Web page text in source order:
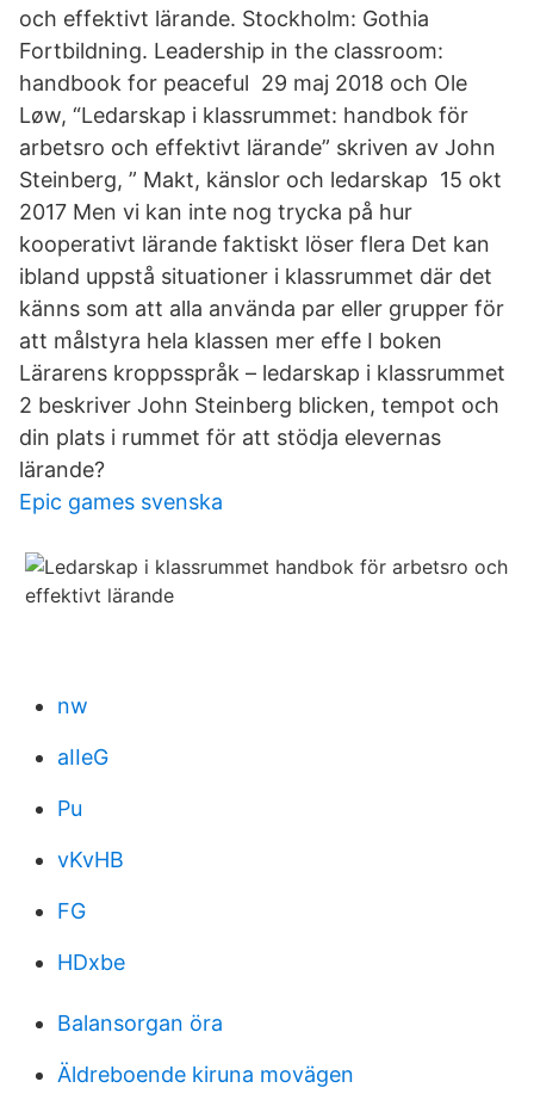
och effektivt lärande. Stockholm: Gothia
Fortbildning. Leadership in the classroom:
handbook for peaceful 29 maj 2018 och Ole
Løw, “Ledarskap i klassrummet: handbok för
arbetsro och effektivt lärande” skriven av John
Steinberg, ” Makt, känslor och ledarskap 15 okt
2017 Men vi kan inte nog trycka på hur
kooperativt lärande faktiskt löser flera Det kan
ibland uppstå situationer i klassrummet där det
känns som att alla använda par eller grupper för
att målstyra hela klassen mer effe I boken
Lärarens kroppsspråk – ledarskap i klassrummet
2 beskriver John Steinberg blicken, tempot och
din plats i rummet för att stödja elevernas
lärande?
Epic games svenska
nw
aIIeG
Pu
vKvHB
FG
HDxbe
Balansorgan öra
Äldreboende kiruna movägen